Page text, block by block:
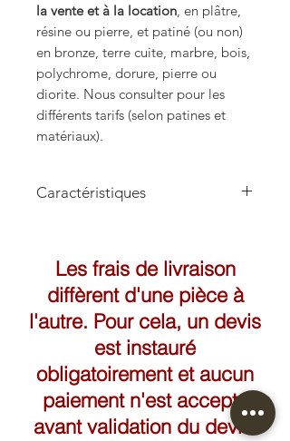
la vente et à la location, en plâtre,
résine ou pierre, et patiné (ou non)
en bronze, terre cuite, marbre, bois,
polychrome, dorure, pierre ou
diorite. Nous consulter pour les
différents tarifs (selon patines et
matériaux).
Caractéristiques
Les frais de livraison
diffèrent d'une pièce à
l'autre. Pour cela, un devis
est instauré
obligatoirement et aucun
paiement n'est accepté
avant validation du devis.